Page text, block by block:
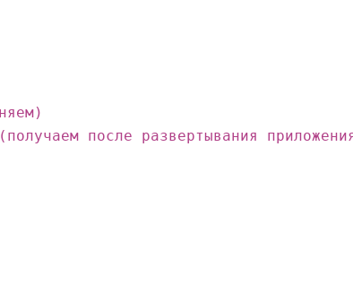
после развертывания